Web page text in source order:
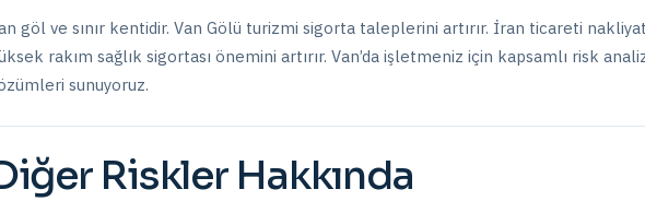
göl ve sınır kentidir. Van Gölü turizmi sigorta taleplerini artırır. İran ticareti nakliyat
rakım sağlık sigortası önemini artırır. Van’da işletmeniz için kapsamlı risk
sunuyoruz.
RisklerHakkında